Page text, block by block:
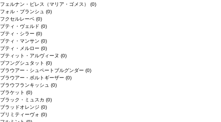
フェルナン・ピレス（マリア・ゴメス） (0)
フォル・ブランシュ (0)
フクセルレーベ (0)
プティ・ヴェルド (0)
プティ・シラー (0)
プティ・マンサン (0)
プティ・メルロー (0)
プティット・アルヴィーヌ (0)
プフングシュタット (0)
ブラウアー・シュペートブルグンダー (0)
ブラウアー・ポルトギーザー (0)
ブラウフランキッシュ (0)
ブラケット (0)
ブラック・ミュスカ (0)
ブラッドオレンジ (0)
プリミティーヴォ (0)